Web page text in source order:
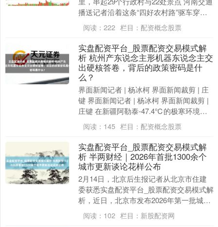
播送记者沿着这条“四好农村路”驱车穿行
攻击山路不再是隔断 而是产业的血脉、
畅....
阅读： 222 栏目： 配资概念股票
实盘配资平台_股票配资交易模式解
析 杭州产东说念主形机器东说念主交
出硬核答卷，背后的政策密码是什
么？
界面新闻记者 | 杨冰柯 界面新闻裁剪 | 庄
键 界面新闻记者 | 杨冰柯 界面新闻裁剪 |
庄键 在新疆阿勒泰-47.4℃的极寒环境
中，杭州宇树科技的东说念主....
阅读： 145 栏目： 配资概念股票
实盘配资平台_股票配资交易模式解
析 半两财经｜2026年首批1300余个
城市更新谈论花样公布
2月14日，北京后生报记者从北京市住建
委获悉实盘配资平台_股票配资交易模式解
析，近日，北京市发布2026年第一批城市
更新谈论花样清单。首批花样总共1321
个，其....
阅读： 102 栏目： 新股配资网